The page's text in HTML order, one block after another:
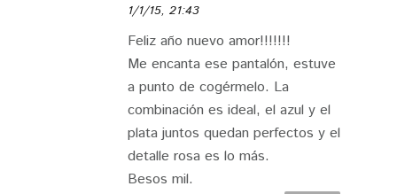
1/1/15, 21:43
Feliz año nuevo amor!!!!!!!
Me encanta ese pantalón, estuve
a punto de cogérmelo. La
combinación es ideal, el azul y el
plata juntos quedan perfectos y el
detalle rosa es lo más.
Besos mil.